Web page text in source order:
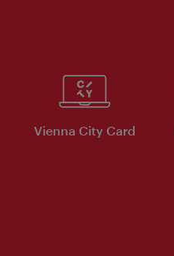
Vienna City Card